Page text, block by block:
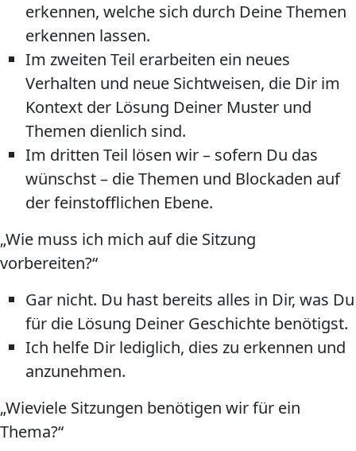
erkennen, welche sich durch Deine Themen
erkennen lassen.
Im zweiten Teil erarbeiten ein neues
Verhalten und neue Sichtweisen, die Dir im
Kontext der Lösung Deiner Muster und
Themen dienlich sind.
Im dritten Teil lösen wir – sofern Du das
wünschst – die Themen und Blockaden auf
der feinstofflichen Ebene.
„Wie muss ich mich auf die Sitzung
vorbereiten?“
Gar nicht. Du hast bereits alles in Dir, was Du
für die Lösung Deiner Geschichte benötigst.
Ich helfe Dir lediglich, dies zu erkennen und
anzunehmen.
„Wieviele Sitzungen benötigen wir für ein
Thema?“